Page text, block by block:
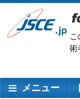
メ
ン
こ
術
メインナビゲーシ
メニュー